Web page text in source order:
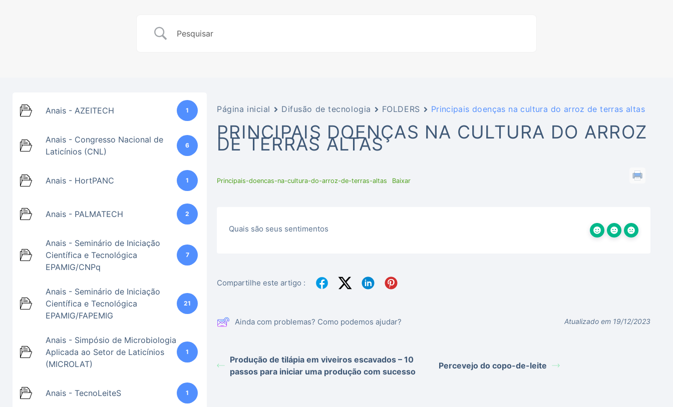
Anais - AZEITECH 1
Anais - Congresso Nacional de
Laticínios (CNL)
6
Anais - HortPANC 1
Anais - PALMATECH 2
Anais - Seminário de Iniciação
Científica e Tecnológica
EPAMIG/CNPq
7
Anais - Seminário de Iniciação
Científica e Tecnológica
EPAMIG/FAPEMIG
21
Anais - Simpósio de Microbiologia
Aplicada ao Setor de Laticínios
(MICROLAT)
1
Anais - TecnoLeiteS 1
Página inicial Difusão de tecnologia FOLDERS Principais doenças na cultura do arroz de terras altas
PRINCIPAIS DOENÇAS NA CULTURA DO ARROZ
DE TERRAS ALTAS
Principais-doencas-na-cultura-do-arroz-de-terras-altas Baixar
Quais são seus sentimentos
Compartilhe este artigo :
Ainda com problemas? Como podemos ajudar? Atualizado em 19/12/2023
Produção de tilápia em viveiros escavados – 10
passos para iniciar uma produção com sucesso
Percevejo do copo-de-leite